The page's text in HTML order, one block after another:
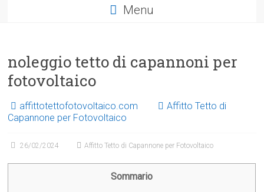
Menu
noleggio tetto di capannoni per
fotovoltaico
affittotettofotovoltaico.com
Affitto Tetto di
Capannone per Fotovoltaico
26/02/2024 Affitto Tetto di Capannone per Fotovoltaico
Sommario